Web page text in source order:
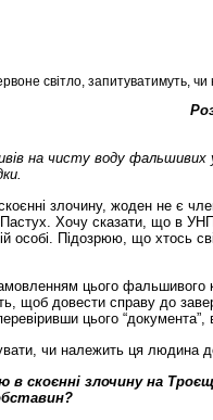
світло, запитуватимуть,
на чисту воду фальшивих
злочину, жоден не є
Хочу сказати, що в
особі. Підозрюю, що хтось
цього
щоб довести справу до
цього
чи належить ця
в скоєнні злочину на